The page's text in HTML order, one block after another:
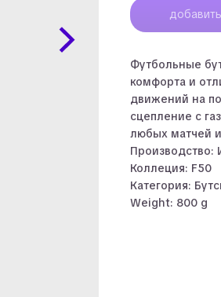
Футбольные
комфорта и
движений на
сцепление с
любых матчей
Производство:
Коллеция: F50
Категория:
Weight: 800 g